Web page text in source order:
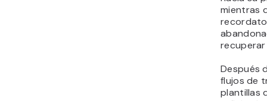
mientras
Después
flujos de
plantillas